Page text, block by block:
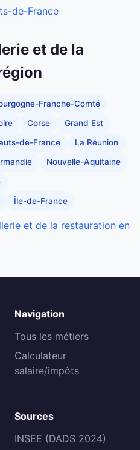
de-France
et de la
Franche-Comté
Corse Grand Est
de-France La Réunion
Nouvelle-Aquitaine
Île-de-France
et de la restauration en
Navigation
Tous les métiers
Calculateur
salaire/impôts
Sources
INSEE (DADS 2024)